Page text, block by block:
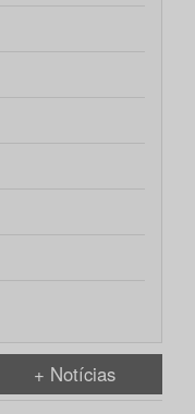
+ Notícias